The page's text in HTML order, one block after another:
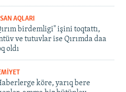
AQLARI
birdemligi" işini toqtattı,
ve tutuvlar ise Qırımda daa
oldı
köre, yarıq bere